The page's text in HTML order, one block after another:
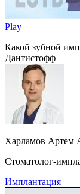
Play
Какой зубной
Дантистофф
Харламов Артем
Стоматолог-
Имплантация